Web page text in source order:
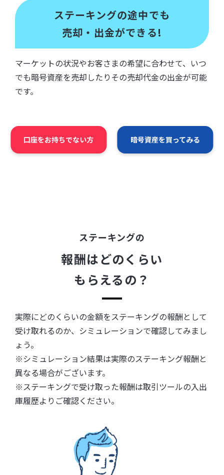
ステーキングの途中でも
売却・出金ができる!
マーケットの状況やお客さまの希望に合わせて、いつ
でも暗号資産を売却したりその売却代金の出金が可能
です。
口座をお持ちでない方 暗号資産を買ってみる
ステーキングの
報酬はどのくらい
もらえるの？
実際にどのくらいの金額をステーキングの報酬として
受け取れるのか、シミュレーションで確認してみまし
ょう。
※シミュレーション結果は実際のステーキング報酬と
異なる場合がございます。
※ステーキングで受け取った報酬は取引ツールの入出
庫履歴よりご確認ください。